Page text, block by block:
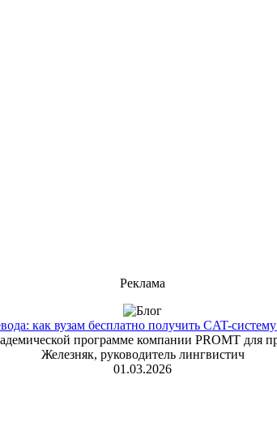
Реклама
как вузам бесплатно получить CAT-
программе компании PROMT для
Железняк, руководитель лингвистич
01.03.2026